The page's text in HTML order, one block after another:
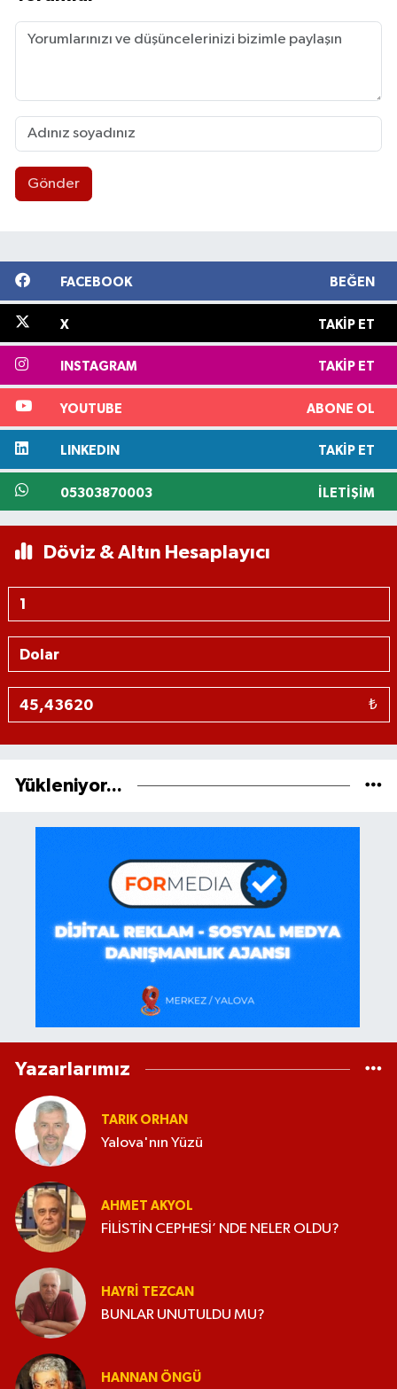
Gönder
FACEBOOK BEĞEN
X TAKIP ET
INSTAGRAM TAKIP ET
YOUTUBE ABONE OL
LINKEDIN TAKIP ET
05303870003 İLETIŞIM
Döviz & Altın Hesaplayıcı
₺
Yükleniyor...
Yazarlarımız
TARIK ORHAN
Yalova'nın Yüzü
AHMET AKYOL
FİLİSTİN CEPHESİ’ NDE NELER OLDU?
HAYRI TEZCAN
BUNLAR UNUTULDU MU?
HANNAN ÖNGÜ